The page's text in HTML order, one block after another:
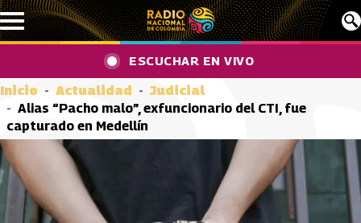
Pasar al contenido principal
ESCUCHAR EN VIVO
Inicio Actualidad
Judicial
Alias “Pacho malo”, exfuncionario del CTI, fue
capturado en Medellín